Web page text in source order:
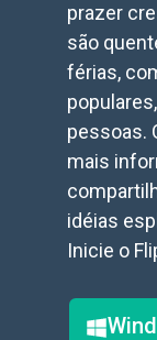
prazer
são
férias,
pessoas.
mais
idéias
Inicie o